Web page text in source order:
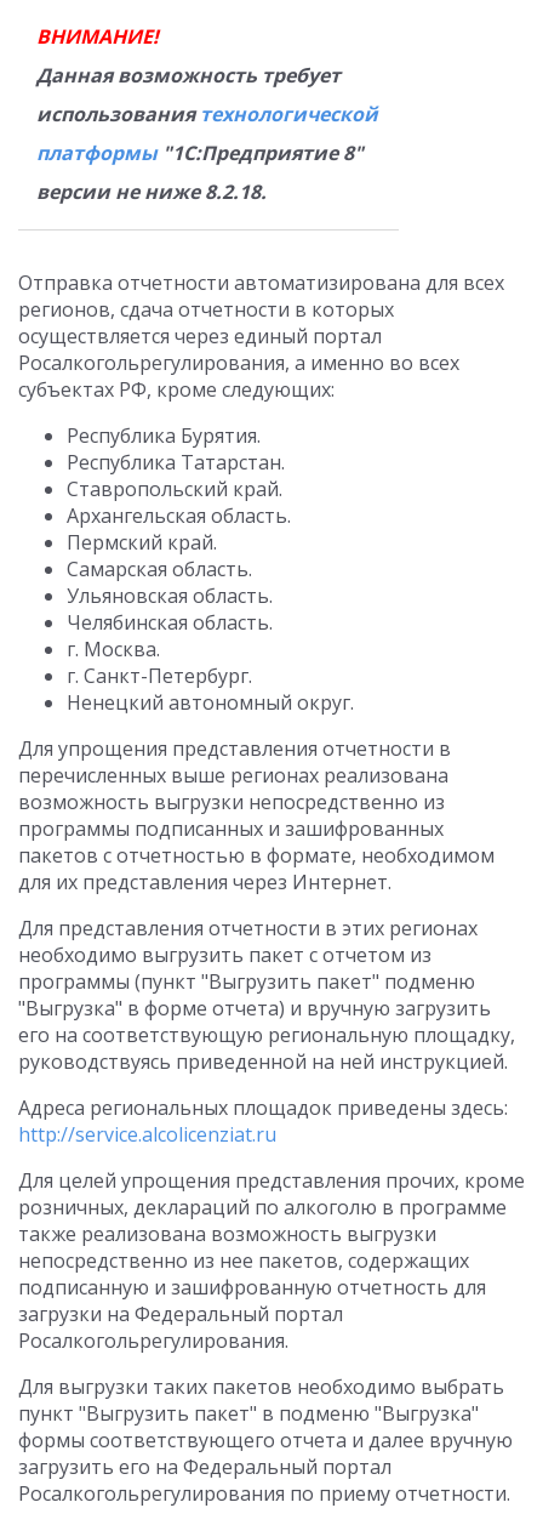
ВНИМАНИЕ!
Данная возможность требует
использованиятехнологической
платформы"1С:Предприятие 8"
версии не ниже 8.2.18.
Отправка отчетности автоматизирована для всех
регионов, сдача отчетности в которых
осуществляется через единый портал
Росалкогольрегулирования, а именно во всех
субъектах РФ, кроме следующих:
Республика Бурятия.
Республика Татарстан.
Ставропольский край.
Архангельская область.
Пермский край.
Самарская область.
Ульяновская область.
Челябинская область.
г. Москва.
г. Санкт-Петербург.
Ненецкий автономный округ.
Для упрощения представления отчетности в
перечисленных выше регионах реализована
возможность выгрузки непосредственно из
программы подписанных и зашифрованных
пакетов с отчетностью в формате, необходимом
для их представления через Интернет.
Для представления отчетности в этих регионах
необходимо выгрузить пакет с отчетом из
программы (пункт "Выгрузить пакет" подменю
"Выгрузка" в форме отчета) и вручную загрузить
его на соответствующую региональную площадку,
руководствуясь приведенной на ней инструкцией.
Адреса региональных площадок приведены здесь:
http://service.alcolicenziat.ru
Для целей упрощения представления прочих, кроме
розничных, деклараций по алкоголю в программе
также реализована возможность выгрузки
непосредственно из нее пакетов, содержащих
подписанную и зашифрованную отчетность для
загрузки на Федеральный портал
Росалкогольрегулирования.
Для выгрузки таких пакетов необходимо выбрать
пункт "Выгрузить пакет" в подменю "Выгрузка"
формы соответствующего отчета и далее вручную
загрузить его на Федеральный портал
Росалкогольрегулирования по приему отчетности.